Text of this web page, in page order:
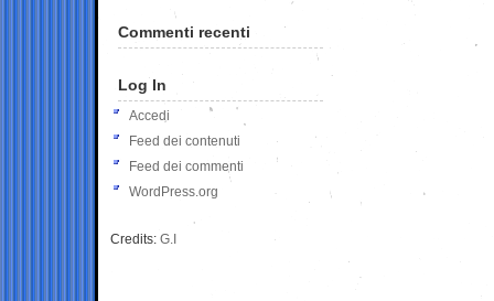
Commenti recenti
Log In
Accedi
Feed dei contenuti
Feed dei commenti
WordPress.org
Credits: G.I